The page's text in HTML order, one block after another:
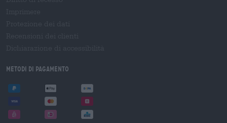
Metodi di pagamento